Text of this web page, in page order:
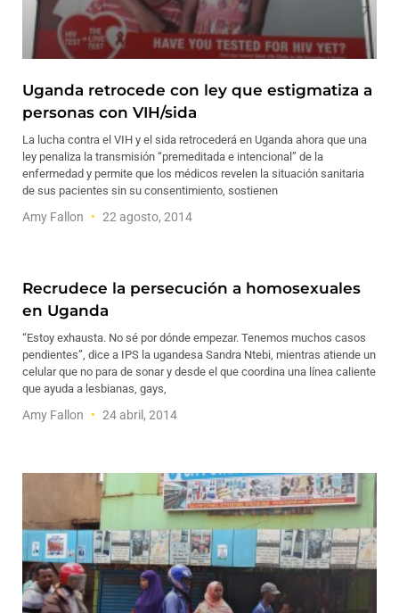
Uganda retrocede con ley que estigmatiza a
personas con VIH/sida
La lucha contra el VIH y el sida retrocederá en Uganda ahora que una
ley penaliza la transmisión “premeditada e intencional” de la
enfermedad y permite que los médicos revelen la situación sanitaria
de sus pacientes sin su consentimiento, sostienen
Amy Fallon 22 agosto, 2014
Recrudece la persecución a homosexuales
en Uganda
“Estoy exhausta. No sé por dónde empezar. Tenemos muchos casos
pendientes”, dice a IPS la ugandesa Sandra Ntebi, mientras atiende un
celular que no para de sonar y desde el que coordina una línea caliente
que ayuda a lesbianas, gays,
Amy Fallon 24 abril, 2014